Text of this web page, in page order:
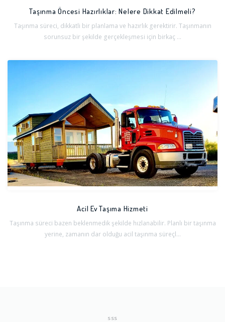
Taşınma Öncesi Hazırlıklar: Nelere Dikkat Edilmeli?
Taşınma süreci, dikkatli bir planlama ve hazırlık gerektirir. Taşınmanın
sorunsuz bir şekilde gerçekleşmesi için birkaç ...
Acil Ev Taşıma Hizmeti
Taşınma süreci bazen beklenmedik şekilde hızlanabilir. Planlı bir taşınma
yerine, zamanın dar olduğu acil taşınma süreçl...
SSS